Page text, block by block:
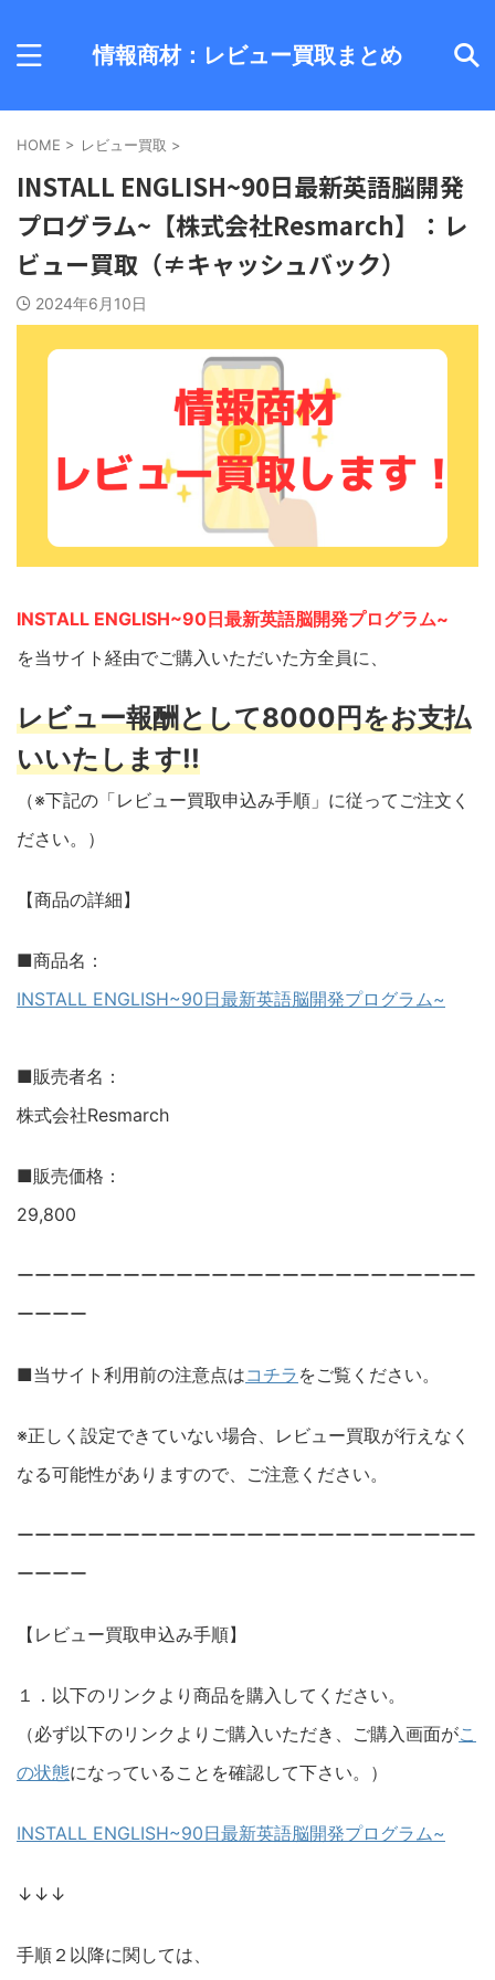
情報商材：レビュー買取まとめ
HOME > レビュー買取 >
INSTALL ENGLISH~90日最新英語脳開発
プログラム~【株式会社Resmarch】：レ
ビュー買取（≠キャッシュバック）
2024年6月10日
INSTALL ENGLISH~90日最新英語脳開発プログラム~
を当サイト経由でご購入いただいた方全員に、
レビュー報酬として8000円をお支払
いいたします!!
（※下記の「レビュー買取申込み手順」に従ってご注文く
ださい。）
【商品の詳細】
■商品名：
INSTALL ENGLISH~90日最新英語脳開発プログラム~
■販売者名：
株式会社Resmarch
■販売価格：
29,800
ーーーーーーーーーーーーーーーーーーーーーーーーーー
ーーーー
■当サイト利用前の注意点はコチラ をご覧ください。
※正しく設定できていない場合、レビュー買取が行えなく
なる可能性がありますので、ご注意ください。
ーーーーーーーーーーーーーーーーーーーーーーーーーー
ーーーー
【レビュー買取申込み手順】
１．以下のリンクより商品を購入してください。
（必ず以下のリンクよりご購入いただき、ご購入画面がこ
の状態になっていることを確認して下さい。）
INSTALL ENGLISH~90日最新英語脳開発プログラム~
↓↓↓
手順２以降に関しては、